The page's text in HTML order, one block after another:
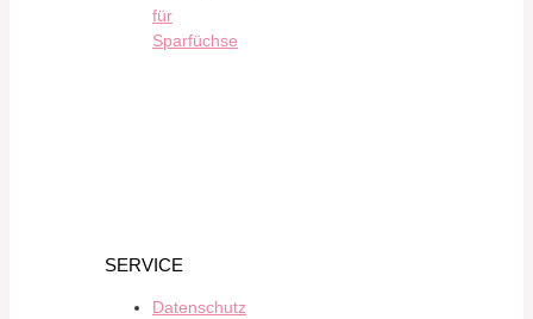
für
Sparfüchse
SERVICE
Datenschutz